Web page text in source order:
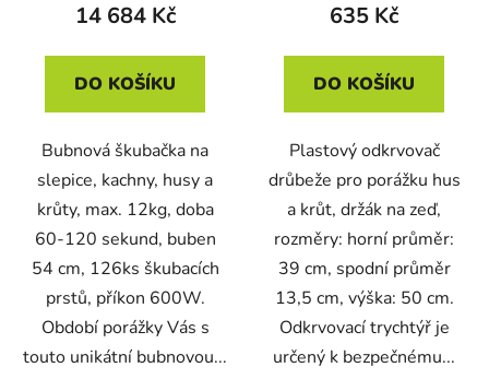
14 684 Kč
DO KOŠÍKU
Bubnová škubačka na
slepice, kachny, husy a
krůty, max. 12kg, doba
60-120 sekund, buben
54 cm, 126ks škubacích
prstů, příkon 600W.
Období porážky Vás s
touto unikátní bubnovou...
635 Kč
DO KOŠÍKU
Plastový odkrvovač
drůbeže pro porážku hus
a krůt, držák na zeď,
rozměry: horní průměr:
39 cm, spodní průměr
13,5 cm, výška: 50 cm.
Odkrvovací trychtýř je
určený k bezpečnému...